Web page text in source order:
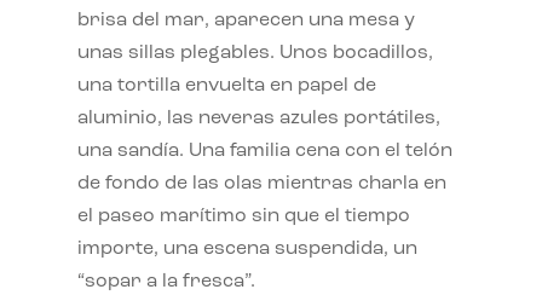
brisa del mar, aparecen una mesa y
unas sillas plegables. Unos bocadillos,
una tortilla envuelta en papel de
aluminio, las neveras azules portátiles,
una sandía. Una familia cena con el telón
de fondo de las olas mientras charla en
el paseo marítimo sin que el tiempo
importe, una escena suspendida, un
“sopar a la fresca”.